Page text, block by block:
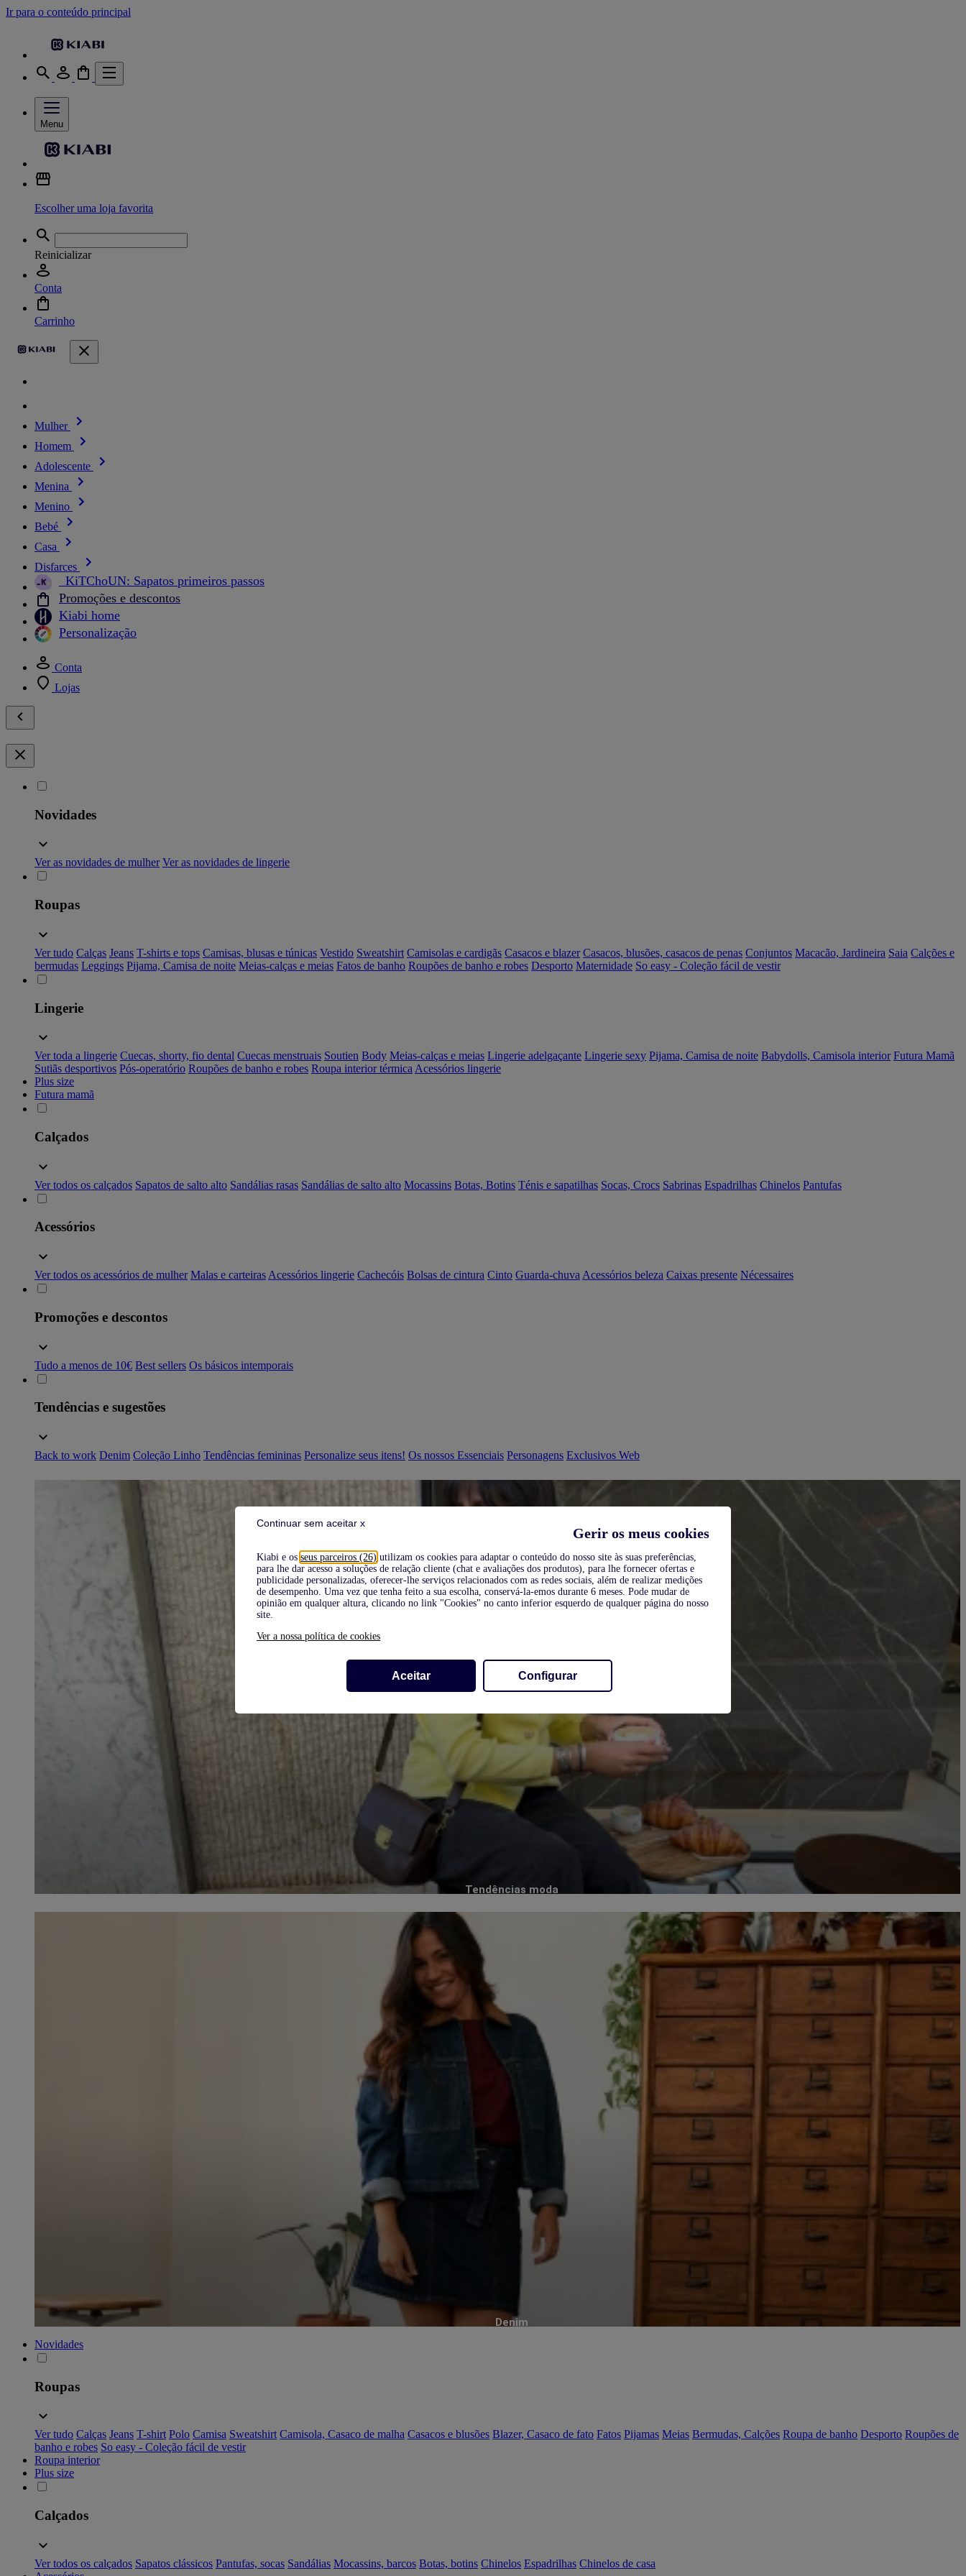
Gerir os meus cookies
Kiabi e os seus parceiros (26) utilizam os cookies para adaptar o conteúdo do nosso site às suas preferências,
para lhe dar acesso a soluções de relação cliente (chat e avaliações dos produtos), para lhe fornecer ofertas e
publicidade personalizadas, oferecer-lhe serviços relacionados com as redes sociais, além de realizar medições
de desempenho. Uma vez que tenha feito a sua escolha, conservá-la-emos durante 6 meses. Pode mudar de
opinião em qualquer altura, clicando no link "Cookies" no canto inferior esquerdo de qualquer página do nosso
site.
Ver a nossa política de cookies
Aceitar Configurar
Continuar sem aceitar x
Ir para o conteúdo principal
Menu
Escolher uma loja favorita
Reinicializar
Conta
Carrinho
Mulher
Homem
Adolescente
Menina
Menino
Bebé
Casa
Disfarces
_KiTChoUN: Sapatos primeiros passos
Promoções e descontos
Kiabi home
Personalização
Conta
Lojas
Novidades
Ver as novidades de mulher Ver as novidades de lingerie
Roupas
Ver tudo Calças Jeans T-shirts e tops Camisas, blusas e túnicas Vestido Sweatshirt Camisolas e cardigãs Casacos e blazer Casacos, blusões, casacos de penas Conjuntos Macacão, Jardineira Saia Calções e
bermudas Leggings Pijama, Camisa de noite Meias-calças e meias Fatos de banho Roupões de banho e robes Desporto Maternidade So easy - Coleção fácil de vestir
Lingerie
Ver toda a lingerie Cuecas, shorty, fio dental Cuecas menstruais Soutien Body Meias-calças e meias Lingerie adelgaçante Lingerie sexy Pijama, Camisa de noite Babydolls, Camisola interior Futura Mamã
Sutiãs desportivos Pós-operatório Roupões de banho e robes Roupa interior térmica Acessórios lingerie
Plus size
Futura mamã
Calçados
Ver todos os calçados Sapatos de salto alto Sandálias rasas Sandálias de salto alto Mocassins Botas, Botins Ténis e sapatilhas Socas, Crocs Sabrinas Espadrilhas Chinelos Pantufas
Acessórios
Ver todos os acessórios de mulher Malas e carteiras Acessórios lingerie Cachecóis Bolsas de cintura Cinto Guarda-chuva Acessórios beleza Caixas presente Nécessaires
Promoções e descontos
Tudo a menos de 10€ Best sellers Os básicos intemporais
Tendências e sugestões
Back to work Denim Coleção Linho Tendências femininas Personalize seus itens! Os nossos Essenciais Personagens Exclusivos Web
Tendências moda
Denim
Novidades
Roupas
Ver tudo Calças Jeans T-shirt Polo Camisa Sweatshirt Camisola, Casaco de malha Casacos e blusões Blazer, Casaco de fato Fatos Pijamas Meias Bermudas, Calções Roupa de banho Desporto Roupões de
banho e robes So easy - Coleção fácil de vestir
Roupa interior
Plus size
Calçados
Ver todos os calçados Sapatos clássicos Pantufas, socas Sandálias Mocassins, barcos Botas, botins Chinelos Espadrilhas Chinelos de casa